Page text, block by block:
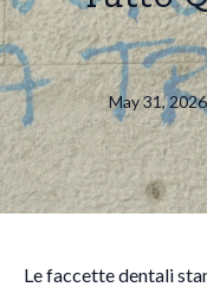
May 31, 2026
Le faccette dentali